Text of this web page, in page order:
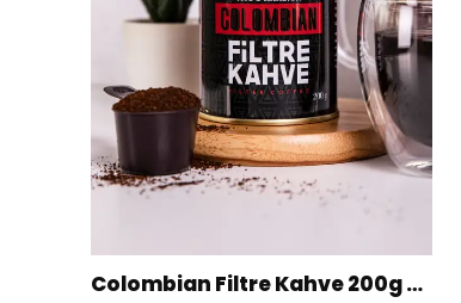
Colombian Filtre Kahve 200g Tnk